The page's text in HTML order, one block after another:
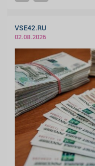
VSE42.RU
02.08.2026